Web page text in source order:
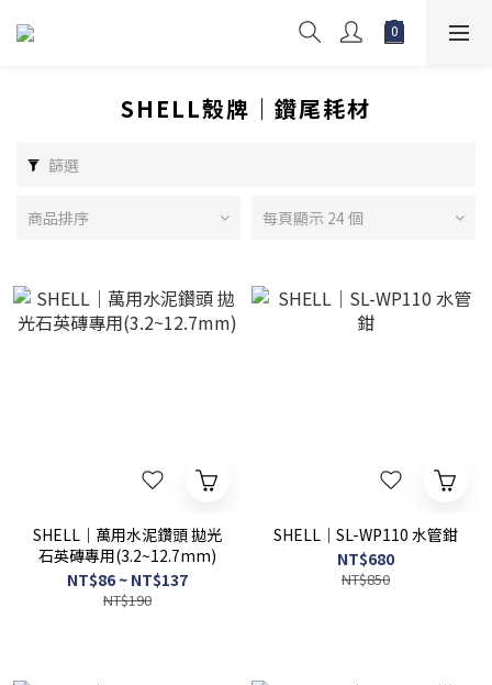
SHELL殼牌｜鑽尾耗材
篩選
商品排序 每頁顯示 24 個
SHELL｜萬用水泥鑽頭 拋光
石英磚專用(3.2~12.7mm)
NT$86 ~ NT$137
NT$190
SHELL｜SL-WP110 水管鉗
NT$680
NT$850